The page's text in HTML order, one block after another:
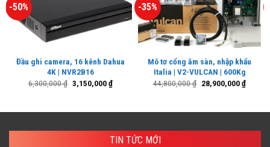
-50%
Đầu ghi camera, 16 kênh Dahua
4K | NVR2B16
6,300,000₫ Giá
gốc
3,150,000₫Giá
hiện
3,150,000 ₫.
-35%
Mô tơ cổng âm sàn, nhập khẩu
Italia | V2-VULCAN | 600Kg
44,800,000₫ Giá
gốc
28,900,000₫Giá
hiện
TIN TỨC MỚI